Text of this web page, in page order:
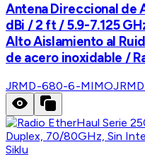
Antena Direccional de
dBi / 2 ft / 5.9-7.125
Alto Aislamiento al
de acero inoxidable /
JRMD-680-6-MIMO
Siklu